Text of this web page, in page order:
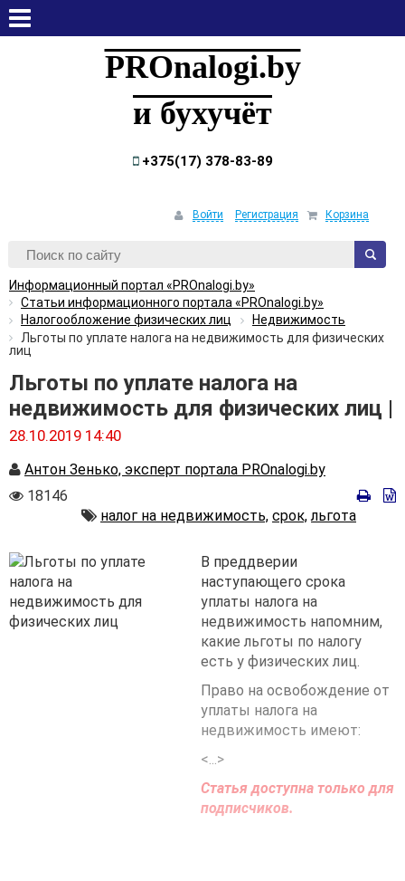
PROnalogi.by
и бухучёт
+375(17) 378-83-89
Войти Регистрация Корзина
Информационный портал «PROnalogi.by»
Статьи информационного портала «PROnalogi.by»
Налогообложение физических лиц
Недвижимость
Льготы по уплате налога на недвижимость для физических
лиц
Льготы по уплате налога на
недвижимость для физических лиц |
28.10.2019 14:40
Автор
Антон Зенько, эксперт портала PROnalogi.by
Количество
просмотров
18146
Автор
налог на недвижимость, срок, льгота
В преддверии
наступающего срока
уплаты налога на
недвижимость напомним,
какие льготы по налогу
есть у физических лиц.
Право на освобождение от
уплаты налога на
недвижимость имеют:
<...>
Статья доступна только для
подписчиков.